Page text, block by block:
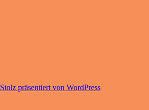
Stolz präsentiert von WordPress